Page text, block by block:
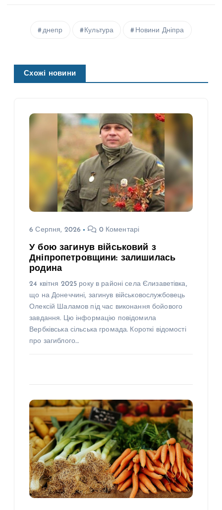
днепр Культура Новини Дніпра
Схожі новини
6 Серпня, 2026 0 Коментарі
У бою загинув військовий з
Дніпропетровщини: залишилась
родина
24 квітня 2025 року в районі села Єлизаветівка,
що на Донеччині, загинув військовослужбовець
Олексій Шаламов під час виконання бойового
завдання. Цю інформацію повідомила
Вербківська сільська громада. Короткі відомості
про загиблого…